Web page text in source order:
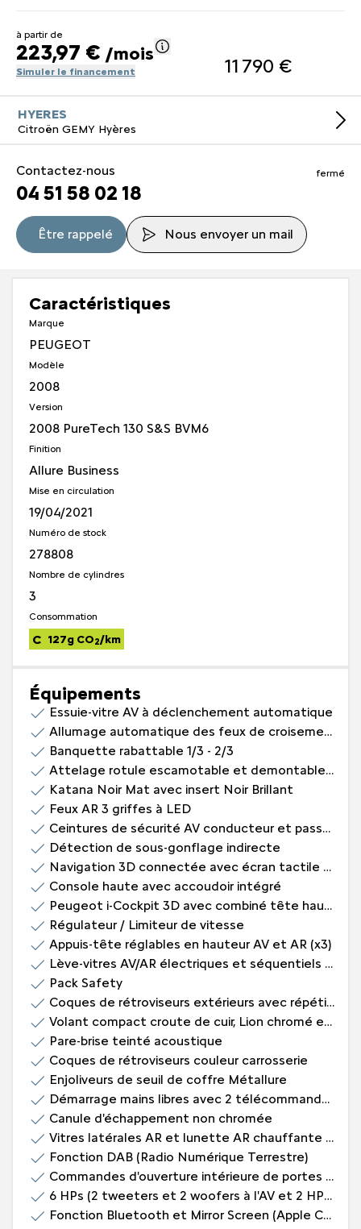
à partir de
223,97 € /mois
Simuler le financement 11 790 €
HYERES
Citroën GEMY Hyères
Contactez-nous fermé
04 51 58 02 18
Être rappelé Nous envoyer un mail
Caractéristiques
Marque
PEUGEOT
Modèle
2008
Version
2008 PureTech 130 S&S BVM6
Finition
Allure Business
Mise en circulation
19/04/2021
Numéro de stock
278808
Nombre de cylindres
3
Consommation
C 127g CO2/km
Équipements
Essuie-vitre AV à déclenchement automatique
Allumage automatique des feux de croisement
Banquette rabattable 1/3 - 2/3
Attelage rotule escamotable et demontable sans outils
Katana Noir Mat avec insert Noir Brillant
Feux AR 3 griffes à LED
Ceintures de sécurité AV conducteur et passager à enrouleurs pyrotechniques avec limiteurs d'effort et détection de non bouclage
Détection de sous-gonflage indirecte
Navigation 3D connectée avec écran tactile 10" HD 2 prises USB sur console AV (1 DATA Type A et 1 de recharge type C),2 prises USB console haute (2 recharge Type A)
Console haute avec accoudoir intégré
Peugeot i-Cockpit 3D avec combiné tête haute numérique 10''
Régulateur / Limiteur de vitesse
Appuis-tête réglables en hauteur AV et AR (x3)
Lève-vitres AV/AR électriques et séquentiels avec antipincement
Pack Safety
Coques de rétroviseurs extérieurs avec répétiteurs latéraux à LED
Volant compact croute de cuir, Lion chromé et commandes multimédia sur volant
Pare-brise teinté acoustique
Coques de rétroviseurs couleur carrosserie
Enjoliveurs de seuil de coffre Métallure
Démarrage mains libres avec 2 télécommandes 3 boutons mains libres
Canule d'échappement non chromée
Vitres latérales AR et lunette AR chauffante temporisée surteintées
Fonction DAB (Radio Numérique Terrestre)
Commandes d'ouverture intérieure de portes chromées
6 HPs (2 tweeters et 2 woofers à l'AV et 2 HPs à l'AR)
Fonction Bluetooth et Mirror Screen (Apple CarPlay / Android Auto / MirrorLink)